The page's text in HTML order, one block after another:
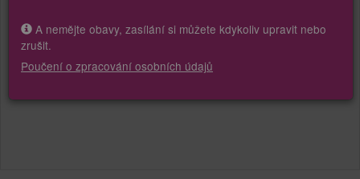
A nemějte obavy, zasílání si můžete kdykoliv upravit nebo
zrušit.
Poučení o zpracování osobních údajů